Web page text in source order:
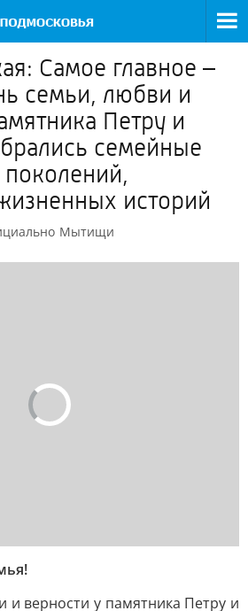
Самое главное –
семьи, любви и
Петру и
семейные
историй
Мытищи
и верности у памятника Петру и